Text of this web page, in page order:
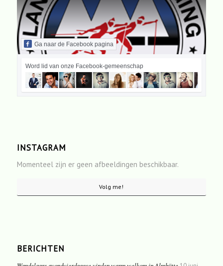
Ga naar de Facebook pagina
Word lid van onze Facebook-gemeenschap
INSTAGRAM
Momenteel zijn er geen afbeeldingen beschikbaar.
Volg me!
BERICHTEN